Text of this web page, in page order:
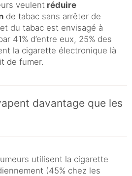
veulent réduire
de tabac sans arrêter de
du tabac est envisagé à
41% d’entre eux, 25% des
la cigarette électronique là
de fumer.
davantage que les
utilisent la cigarette
(45% chez les